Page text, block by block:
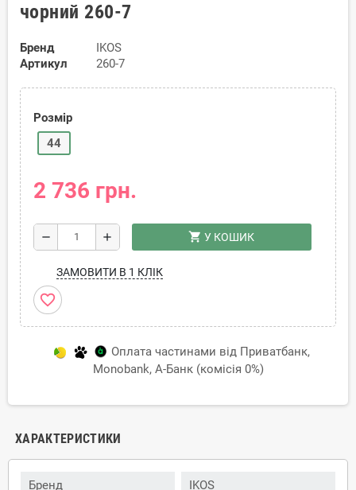
чорний 260-7
Бренд
IKOS
Артикул
260-7
Розмір
44
2 736 грн.
remove add shopping_cart У КОШИК
ЗАМОВИТИ В 1 КЛІК
favorite_border
Оплата частинами від Приватбанк,
Monobank, А-Банк (комісія 0%)
ХАРАКТЕРИСТИКИ
Бренд IKOS